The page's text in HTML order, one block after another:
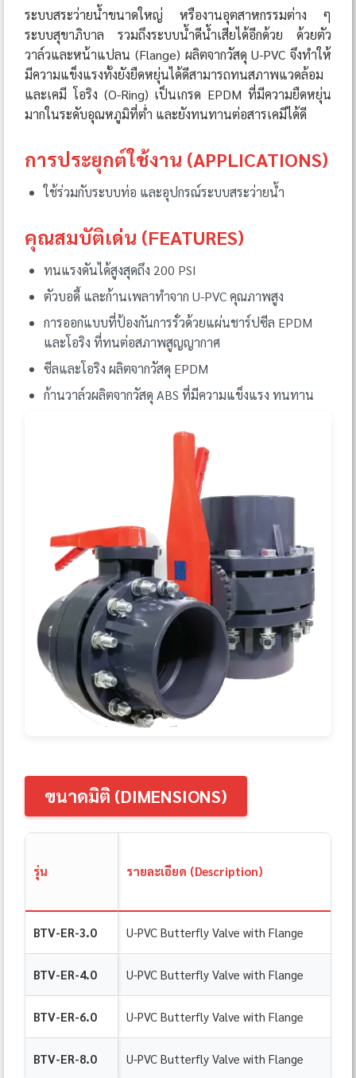
ระบบสระว่ายน้ำขนาดใหญ่ หรืองานอุตสาหกรรมต่าง ๆ
ระบบสุขาภิบาล รวมถึงระบบน้ำดีน้ำเสียได้อีกด้วย ด้วยตัว
วาล์วและหน้าแปลน (Flange) ผลิตจากวัสดุ U-PVC จึงทำให้
มีความแข็งแรงทั้งยังยืดหยุ่นได้ดีสามารถทนสภาพแวดล้อม
และเคมี โอริง (O-Ring) เป็นเกรด EPDM ที่มีความยืดหยุ่น
มากในระดับอุณหภูมิที่ต่ำ และยังทนทานต่อสารเคมีได้ดี
การประยุกต์ใช้งาน (APPLICATIONS)
ใช้ร่วมกับระบบท่อ และอุปกรณ์ระบบสระว่ายน้ำ
คุณสมบัติเด่น (FEATURES)
ทนแรงดันได้สูงสุดถึง 200 PSI
ตัวบอดี้ และก้านเพลาทำจาก U-PVC คุณภาพสูง
การออกแบบที่ป้องกันการรั่วด้วยแผ่นชาร์ปซีล EPDM
และโอริง ที่ทนต่อสภาพสูญญากาศ
ซีลและโอริง ผลิตจากวัสดุ EPDM
ก้านวาล์วผลิตจากวัสดุ ABS ที่มีความแข็งแรง ทนทาน
ขนาดมิติ (DIMENSIONS)
รุ่น รายละเอียด (Description)
BTV-ER-3.0 U-PVC Butterfly Valve with Flange
BTV-ER-4.0 U-PVC Butterfly Valve with Flange
BTV-ER-6.0 U-PVC Butterfly Valve with Flange
BTV-ER-8.0 U-PVC Butterfly Valve with Flange